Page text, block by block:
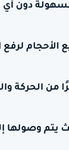
دون أي
لرفع
من الحركة
يتم وصولها